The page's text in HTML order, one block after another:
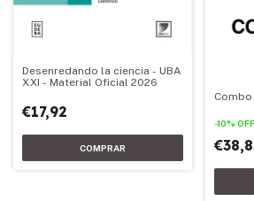
Desenredando la ciencia - UBA
XXI - Material Oficial 2026
€17,92
Combo
-10% OFF